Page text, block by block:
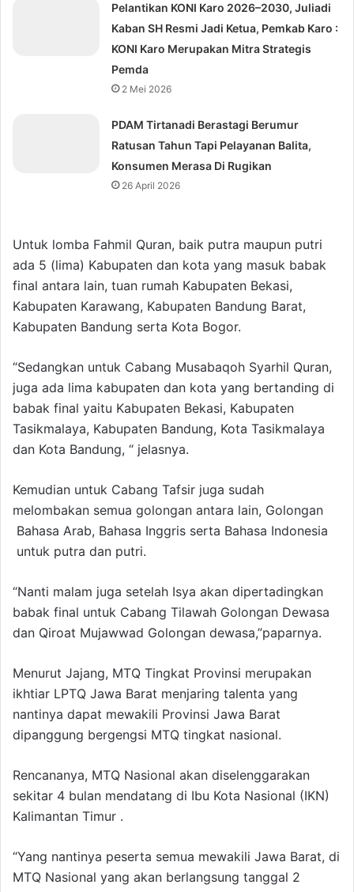
Pelantikan KONI Karo 2026–2030, Juliadi
Kaban SH Resmi Jadi Ketua, Pemkab Karo :
KONI Karo Merupakan Mitra Strategis
Pemda
2 Mei 2026
PDAM Tirtanadi Berastagi Berumur
Ratusan Tahun Tapi Pelayanan Balita,
Konsumen Merasa Di Rugikan
26 April 2026
Untuk lomba Fahmil Quran, baik putra maupun putri
ada 5 (lima) Kabupaten dan kota yang masuk babak
final antara lain, tuan rumah Kabupaten Bekasi,
Kabupaten Karawang, Kabupaten Bandung Barat,
Kabupaten Bandung serta Kota Bogor.
“Sedangkan untuk Cabang Musabaqoh Syarhil Quran,
juga ada lima kabupaten dan kota yang bertanding di
babak final yaitu Kabupaten Bekasi, Kabupaten
Tasikmalaya, Kabupaten Bandung, Kota Tasikmalaya
dan Kota Bandung, “ jelasnya.
Kemudian untuk Cabang Tafsir juga sudah
melombakan semua golongan antara lain, Golongan
Bahasa Arab, Bahasa Inggris serta Bahasa Indonesia
untuk putra dan putri.
“Nanti malam juga setelah Isya akan dipertadingkan
babak final untuk Cabang Tilawah Golongan Dewasa
dan Qiroat Mujawwad Golongan dewasa,”paparnya.
Menurut Jajang, MTQ Tingkat Provinsi merupakan
ikhtiar LPTQ Jawa Barat menjaring talenta yang
nantinya dapat mewakili Provinsi Jawa Barat
dipanggung bergengsi MTQ tingkat nasional.
Rencananya, MTQ Nasional akan diselenggarakan
sekitar 4 bulan mendatang di Ibu Kota Nasional (IKN)
Kalimantan Timur .
“Yang nantinya peserta semua mewakili Jawa Barat, di
MTQ Nasional yang akan berlangsung tanggal 2